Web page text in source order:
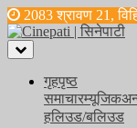
2083 श्रावण 21,
Toggle
navigation
गृहपृष्ठ
समाचारम्यूजिक
हलिउड/बलिउड